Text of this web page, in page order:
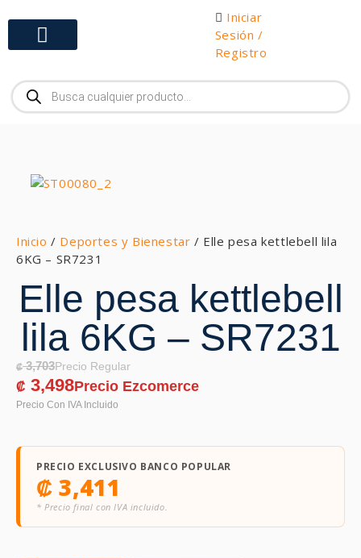
Iniciar
Sesión /
Registro
Inicio / Deportes y Bienestar / Elle pesa kettlebell lila
6KG – SR7231
Elle pesa kettlebell
lila 6KG – SR7231
₡3,703
₡ 3,498
PRECIO EXCLUSIVO BANCO POPULAR
₡ 3,411
* Precio final con IVA incluido.